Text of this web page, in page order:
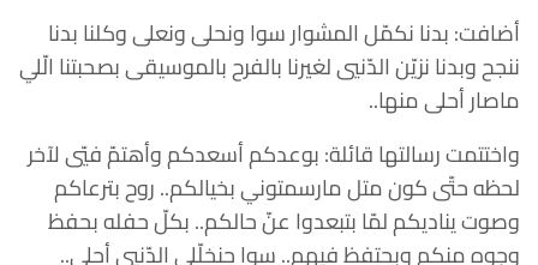
أضافت: بدنا نكمّل المشوار سوا ونحلى ونعلى وكلنا بدنا
ننجح وبدنا نزيّن الدّنيي لغيرنا بالفرح بالموسيقى بصحبتنا الّلي
ماصار أحلى منها..
واختتمت رسالتها قائلة: بوعدكم أسعدكم وأهتمّ فيّي لآخر
لحظه حتّى كون متل مارسمتوني بخيالكم.. روح بترعاكم
وصوت يناديكم لمّا بتبعدوا عنّ حالكم.. بكلّ حفله بحفظ
وجوه منكم وبحتفظ فيهم.. سوا حنخلّلي الدّنيي أحلى..